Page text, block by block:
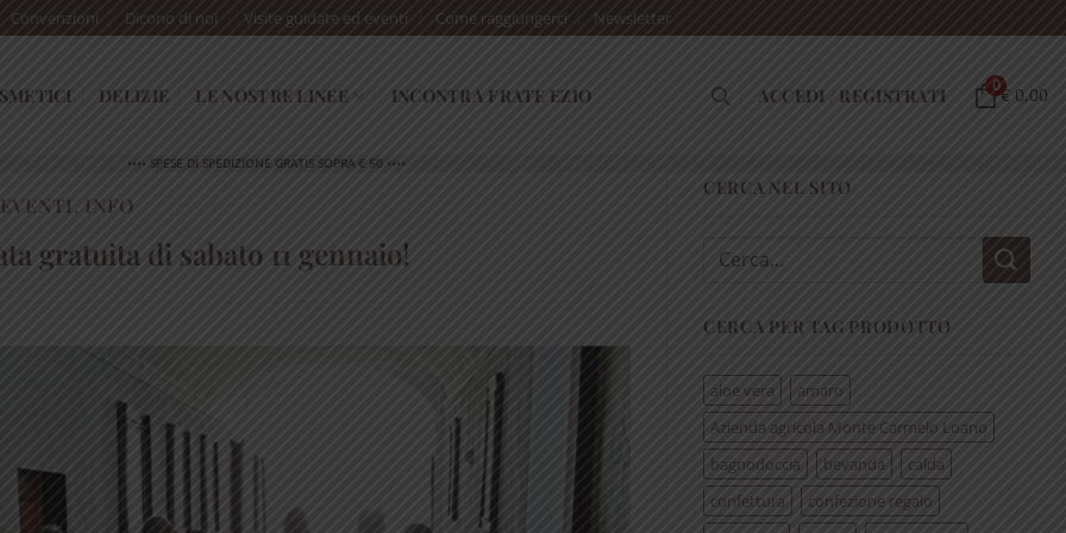
Convenzioni Dicono di noi Visite guidate ed eventi Come raggiungerci Newsletter
DELIZIE LE NOSTRE LINEE INCONTRA FRATE EZIO ACCEDI / REGISTRATI 0€ 0,00
•••• SPESE DI SPEDIZIONE GRATIS SOPRA € 50 ••••
EVENTI, INFO
gratuita di sabato 11 gennaio!
CERCA NEL SITO
Cerca:
CERCA PER TAG PRODOTTO
aloe vera
amaro
Azienda agricola Monte Carmelo Loano
bagnodoccia
bevanda
calda
confettura
confezione regalo